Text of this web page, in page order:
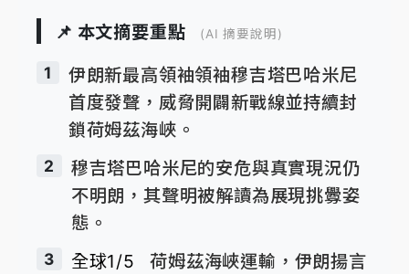
📌 本文摘要重點 (AI 摘要說明)
1
伊朗新最高領袖領袖穆吉塔巴哈米尼
首度發聲，威脅開闢新戰線並持續封
鎖荷姆茲海峽。
2
穆吉塔巴哈米尼的安危與真實現況仍
不明朗，其聲明被解讀為展現挑釁姿
態。
3
全球1/5
荷姆茲海峽運輸，伊朗揚言